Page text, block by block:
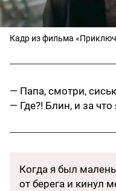
Кадр из фильма
— Папа, смотри,
— Где?! Блин, и за что
Когда я был
от берега и кинул